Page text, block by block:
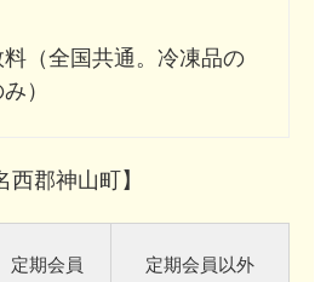
（全国共通。冷凍品の
）
郡神山町】
定期会員 定期会員以外